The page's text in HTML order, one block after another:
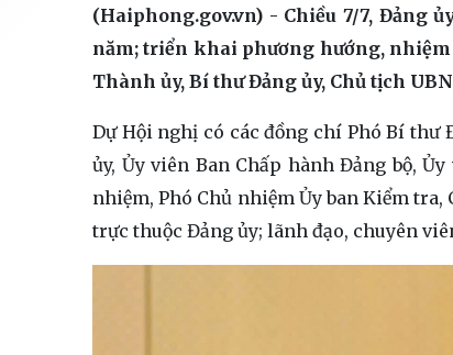
(Haiphong.gov.vn) - Chiều 7/7, Đảng
năm; triển khai phương hướng,
Thành ủy, Bí thư Đảng ủy, Chủ tịch
Dự Hội nghị có các đồng chí Phó Bí thư
ủy, Ủy viên Ban Chấp hành Đảng bộ,
nhiệm, Phó Chủ nhiệm Ủy ban Kiểm
trực thuộc Đảng ủy; lãnh đạo, chuyên